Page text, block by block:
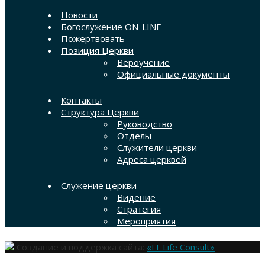
Новости
Богослужение ON-LINE
Пожертвовать
Позиция Церкви
Вероучение
Официальные документы
Контакты
Структура Церкви
Руководство
Отделы
Служители церкви
Адреса церквей
Служение церкви
Видение
Стратегия
Мероприятия
Создание и поддержка сайта: «IT Life Consult»